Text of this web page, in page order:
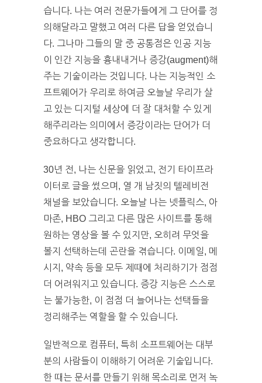
습니다. 나는 여러 전문가들에게 그 단어를 정
의해달라고 말했고 여러 다른 답을 얻었습니
다. 그나마 그들의 말 중 공통점은 인공 지능
이 인간 지능을 흉내내거나 증강(augment)해
주는 기술이라는 것입니다. 나는 지능적인 소
프트웨어가 우리로 하여금 오늘날 우리가 살
고 있는 디지털 세상에 더 잘 대처할 수 있게
해주리라는 의미에서 증강이라는 단어가 더
중요하다고 생각합니다.
30년 전, 나는 신문을 읽었고, 전기 타이프라
이터로 글을 썼으며, 열 개 남짓의 텔레비전
채널을 보았습니다. 오늘날 나는 넷플릭스, 아
마존, HBO 그리고 다른 많은 사이트를 통해
원하는 영상을 볼 수 있지만, 오히려 무엇을
볼지 선택하는데 곤란을 겪습니다. 이메일, 메
시지, 약속 등을 모두 제때에 처리하기가 점점
더 어려워지고 있습니다. 증강 지능은 스스로
는 불가능한, 이 점점 더 늘어나는 선택들을
정리해주는 역할을 할 수 있습니다.
일반적으로 컴퓨터, 특히 소프트웨어는 대부
분의 사람들이 이해하기 어려운 기술입니다.
한 때는 문서를 만들기 위해 목소리로 먼저 녹